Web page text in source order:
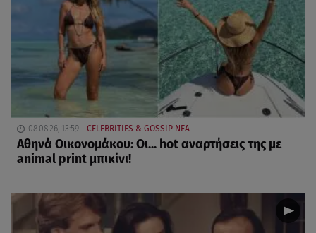
08.08.26, 13:59 CELEBRITIES & GOSSIP ΝΕΑ
Αθηνά Οικονομάκου: Οι... hot αναρτήσεις της με
animal print μπικίνι!